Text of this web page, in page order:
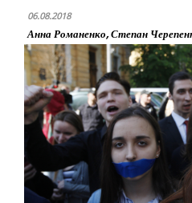
06.08.2018
Анна Романенко, Степан